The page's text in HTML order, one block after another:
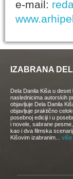
e-mail:
IZABRANA
Dela Danila Kiša u
naslednicima autorskih
objavljuje Dela Danila
objavljuje praktično
posebnoj ediciji i u
i novele, sabrane
kao i dva filmska
Kišovim izabranim... više